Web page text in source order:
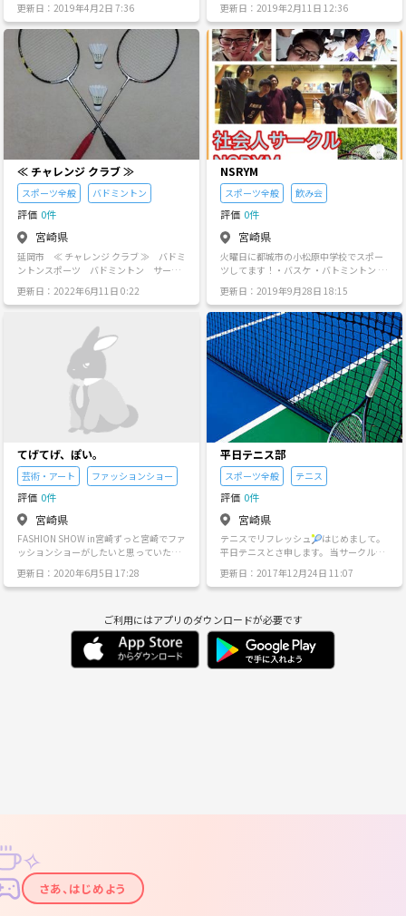
に活動してま～す★ ガチというより、 ゆ
る～く楽しく、をモットーに20代、30代
中心でやってます♪ youtuberが撮影して
くれた活動動画です ↓↓↓ https://yout
u.be/Qd7JzeTa9Lg ボルダリングを始め
てみたい！ 気になるけど一緒にやる友達
体使う趣味を作りたい！ 運動不足を解消
事にチャレンジしたい！ 友達の輪を広げ
す！！ 楽しく充実した時間をすごしまし
ょう～★ 道具はレンタルできるので、動
きやすい格好を持ってきてもらえたら大
丈夫です(=ﾟωﾟ)ﾉ 楽しんでやっているの
で気軽にご参加下さい☆ ◉活動 毎週土曜
か日曜の午前中♫ 東京、千葉で活動して
まーす^ - ^ ◉費用 施設費用、各自清算し
てください^ ^ ◉人数 毎回10〜20人程集
まって、 初めましての人もいてワイワイ
楽しくやってます^_^ ◉持ち物 動きやす
い上下ウェア・短い靴下・タオル・飲み
w.pump-climbing.com/gym/akiba/ 【サ
ークル設立の想い】 宮崎県の田舎から上
京して、友達が かな〜〜〜〜り、少なか
った20代前半ww 当時は会社の友人しか
おらず、、、、 社会人イベントをきっか
けに、 会社以外の友人も増え 人の輪が広
がる楽しさを覚えました〜 人とのご縁を
大切にしたいし、 人の輪を増やしたい と
いう想いからサークルを運営しています!!
ボルダリングを通して、 人のつながりを
作りたい方 大募集中で〜〜す♪♪
更新日：2019年4月2日 7:36
てます(^^) 初心者、運動を久々にしたい
方、 男女問わず大募集です(*´∇｀*) 毎
週 火曜日 時間 20時から22時まで です‼︎
詳細、興味がある方は、 ラインのトーク
から気軽に お問い合わせ下さいませませ
✨✨ 心よりお待ちしております( ⸝⸝⸝ʚ̴̶̷̆ω
ʚ̴̶̷̆⸝⸝)‼ line://ti/p/@mci7193o
更新日：2019年2月11日 12:36
≪ チャレンジ クラブ ≫
スポーツ全般 バドミントン
評価 0件
宮崎県
延岡市 ≪ チャレンジ クラブ ≫ バドミ
ントンスポーツ バドミントン サーク
美容と健康の為に マナーを守って 楽しく
スポーツ！』をモットーに 、バドミント
ン好きの集まりとして活動！ 平均年齢は
高めですので、シニアの方も気軽に 参加
下さい。 会費も安い！ 随時 会員募集
中！ 初心者歓迎！ 年齢・性別・経
験 不問!! （学生不可）
更新日：2022年6月11日 0:22
NSRYM
スポーツ全般 飲み会
評価 0件
宮崎県
火曜日に都城市の小松原中学校でスポー
ツしてます！・バスケ ・バトミントン ・
ント などなど 【サークル設立の想い】 社
会人サークルは様々なやつがあるんです
が、ゆるく誰でも参加出来るようなサー
クルはあまり見ませんでした。 ですの
で、もう作っちゃおう!!と思ったので立ち
上げました。 基本楽しめればOKなので、
ガチでスポーツしたい方には不向きで
す。 飲み会やBBQなど、みんなが友達感
覚になれる場だと思ってください。
更新日：2019年9月28日 18:15
てげてげ、ぽい。
芸術・アート ファッションショー
評価 0件
宮崎県
FASHION SHOW in宮崎ずっと宮崎でファ
ッションショーがしたいと思っていたの
でこれを機にファッションショー団体を
立ち上げたいです。経験は不問ですが、
いです。結構本気です。youtubeで『文化
ファッションショー』で検索してくださ
い。こんな感じのファッションショーを
目指しています。 いろんなジャンルの方
更新日：2020年6月5日 17:28
平日テニス部
スポーツ全般 テニス
評価 0件
宮崎県
テニスでリフレッシュ🎾はじめまして。
平日テニスとさ申します。 当サークル
ます。もちろん、希望時はナイターや土
日祭日も計画出来ます。 友人を探してい
ニス以外でも飲み会などワイワイ出来る
企画を計画していきたいと思ってます。
気軽に連絡頂ければと思います。 まずは
見学に気軽に来てください。ラケット貸
更新日：2017年12月24日 11:07
ご利用にはアプリのダウンロードが必要です
✦
✧
さあ、はじめよう